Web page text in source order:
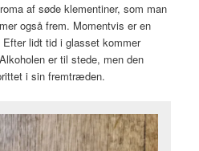
af søde klementiner, som man
også frem. Momentvis er en
lidt tid i glasset kommer
er til stede, men den
i sin fremtræden.